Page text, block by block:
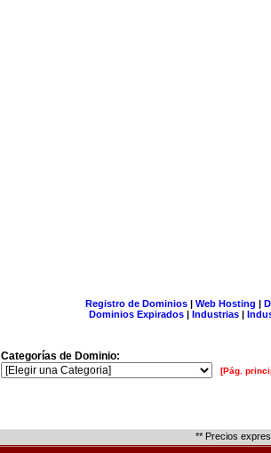
Registro de Dominios| Web Hosting |
Dominios Expirados | Industrias |
Categorías de Dominio:
[Pág.
** Precios